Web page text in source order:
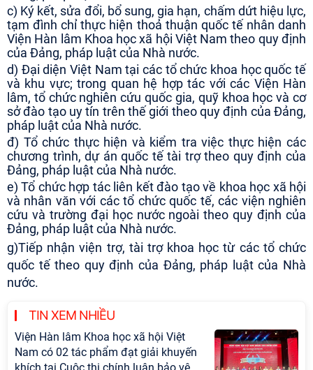
c) Ký kết, sửa đổi, bổ sung, gia hạn, chấm dứt hiệu lực,
tạm đình chỉ thực hiện thoả thuận quốc tế nhân danh
Viện Hàn lâm Khoa học xã hội Việt Nam theo quy định
của Đảng, pháp luật của Nhà nước.
d) Đại diện Việt Nam tại các tổ chức khoa học quốc tế
và khu vực; trong quan hệ hợp tác với các Viện Hàn
lâm, tổ chức nghiên cứu quốc gia, quỹ khoa học và cơ
sở đào tạo uy tín trên thế giới theo quy định của Đảng,
pháp luật của Nhà nước.
đ) Tổ chức thực hiện và kiểm tra việc thực hiện các
chương trình, dự án quốc tế tài trợ theo quy định của
Đảng, pháp luật của Nhà nước.
e) Tổ chức hợp tác liên kết đào tạo về khoa học xã hội
và nhân văn với các tổ chức quốc tế, các viện nghiên
cứu và trường đại học nước ngoài theo quy định của
Đảng, pháp luật của Nhà nước.
g)Tiếp nhận viện trợ, tài trợ khoa học từ các tổ chức
quốc tế theo quy định của Đảng, pháp luật của Nhà
nước.
TIN XEM NHIỀU
Viện Hàn lâm Khoa học xã hội Việt
Nam có 02 tác phẩm đạt giải khuyến